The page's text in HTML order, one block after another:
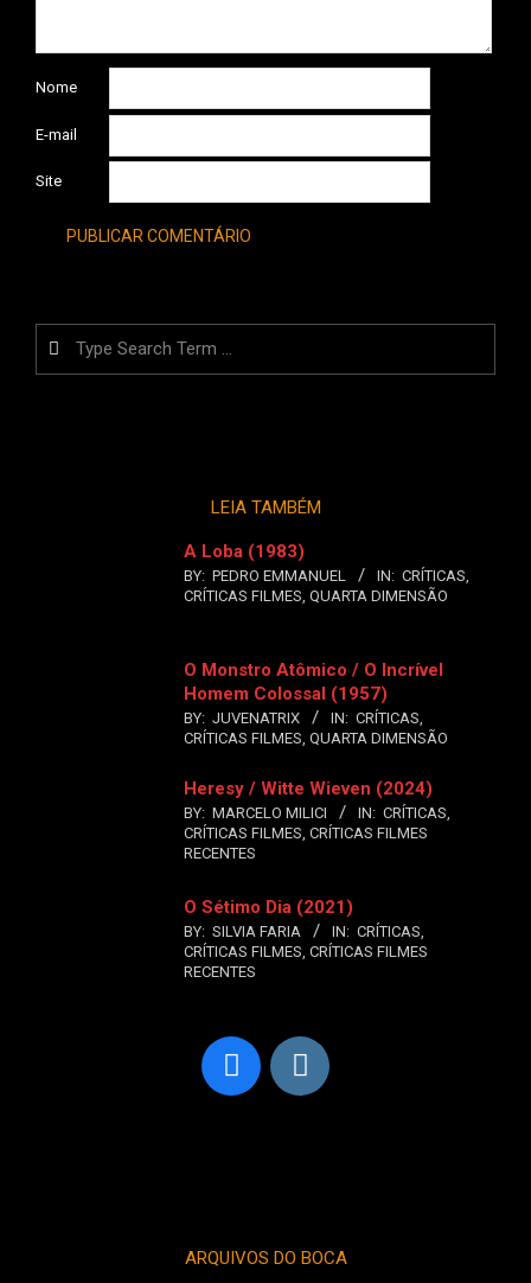
Nome
E-mail
Site
LEIA TAMBÉM
A Loba (1983)
BY: PEDRO EMMANUEL IN: CRÍTICAS
CRÍTICAS FILMES QUARTA DIMENSÃO
O Monstro Atômico / O Incrível
Homem Colossal (1957)
BY: JUVENATRIX IN: CRÍTICAS
CRÍTICAS FILMES QUARTA DIMENSÃO
Heresy / Witte Wieven (2024)
BY: MARCELO MILICI IN: CRÍTICAS
CRÍTICAS FILMES CRÍTICAS FILMES
RECENTES
O Sétimo Dia (2021)
BY: SILVIA FARIA IN: CRÍTICAS
CRÍTICAS FILMES CRÍTICAS FILMES
RECENTES
ARQUIVOS DO BOCA